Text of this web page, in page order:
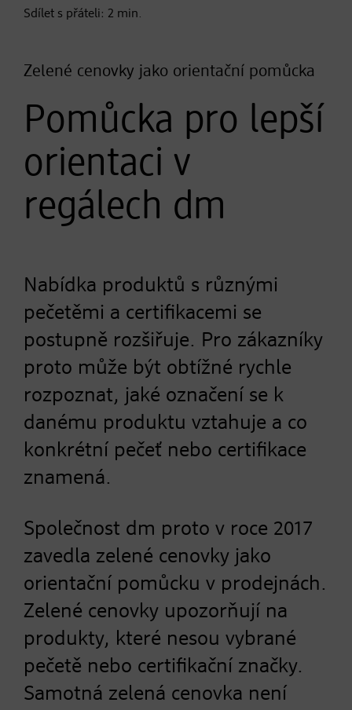
Sdílet s přáteli: 2 min.
Zelené cenovky jako orientační pomůcka
Pomůcka pro lepší
orientaci v
regálech dm
Nabídka produktů s různými
pečetěmi a certifikacemi se
postupně rozšiřuje. Pro zákazníky
proto může být obtížné rychle
rozpoznat, jaké označení se k
danému produktu vztahuje a co
konkrétní pečeť nebo certifikace
znamená.
Společnost dm proto v roce 2017
zavedla zelené cenovky jako
orientační pomůcku v prodejnách.
Zelené cenovky upozorňují na
produkty, které nesou vybrané
pečetě nebo certifikační značky.
Samotná zelená cenovka není